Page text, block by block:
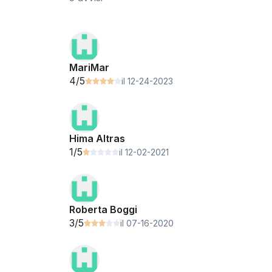
MariMar
4/5
il 12-24-2023
Hima Altras
1/5
il 12-02-2021
Roberta Boggi
3/5
il 07-16-2020